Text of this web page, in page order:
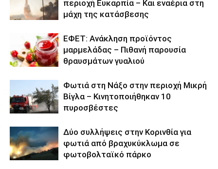
περιοχή Ευκαρπία – Και εναέρια στη
μάχη της κατάσβεσης
ΕΦΕΤ: Ανάκληση προϊόντος
μαρμελάδας – Πιθανή παρουσία
θραυσμάτων γυαλιού
Φωτιά στη Νάξο στην περιοχή Μικρή
Βίγλα – Κινητοποιήθηκαν 10
πυροσβέστες
Δύο συλλήψεις στην Κορινθία για
φωτιά από βραχυκύκλωμα σε
φωτοβολταϊκό πάρκο